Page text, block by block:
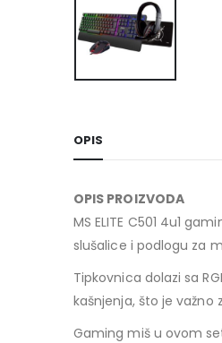
OPIS
OPIS PROIZVODA
MS ELITE C501 4u1
slušalice i podlogu za
Tipkovnica dolazi sa
kašnjenja, što je
Gaming miš u ovom